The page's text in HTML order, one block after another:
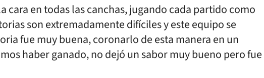
cara en todas las canchas, jugando cada partido como
son extremadamente difíciles y este equipo se
fue muy buena, coronarlo de esta manera en un
haber ganado, no dejó un sabor muy bueno pero fue